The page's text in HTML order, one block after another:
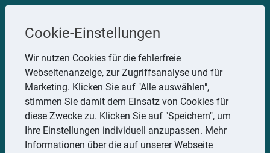
Steuerberater
Uwe Glauner
Erlachstraße 28, 75217 Birkenfeld
Telefon: 07082 7935533
Mobil: 0151 15330111
E-Mail:stbglauner@t-online.de
Cookie-Einstellungen
Wir nutzen Cookies für die fehlerfreie
Webseitenanzeige, zur Zugriffsanalyse und für
Marketing. Klicken Sie auf "Alle auswählen",
stimmen Sie damit dem Einsatz von Cookies für
diese Zwecke zu. Klicken Sie auf "Speichern", um
Ihre Einstellungen individuell anzupassen. Mehr
Informationen über die auf unserer Webseite